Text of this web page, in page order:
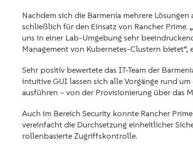
Nachdem sich die Barmenia mehrere
schließlich für den Einsatz von Rancher Prime.
uns in einer Lab-Umgebung sehr
Management von Kubernetes-Clustern bietet“,
Sehr positiv bewertete das IT-Team der
intuitive GUI lassen sich alle Vorgänge rund
ausführen – von der Provisionierung über das
Auch im Bereich Security konnte Rancher
vereinfacht die Durchsetzung einheitlicher
rollenbasierte Zugriffskontrolle.